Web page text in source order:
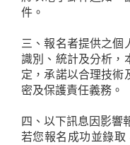
件。
三、報名者提供之個
識別、統計及分析，
定，承諾以合理技術
密及保護責任義務。
四、以下訊息因影響
若您報名成功並錄取